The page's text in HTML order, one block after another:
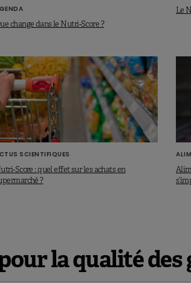
change dans le Nutri-Score ?
Le
SCIENTIFIQUES
Score : quel effet sur les achats en
?
la qualité des